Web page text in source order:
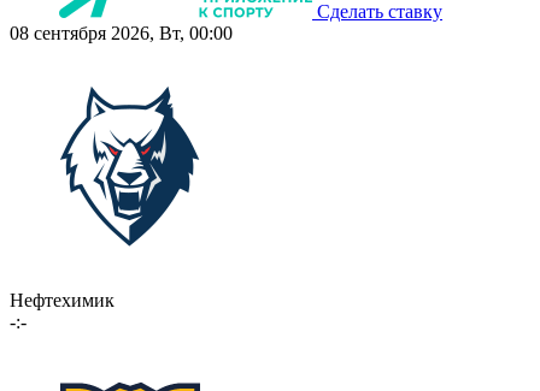
Сделать ставку
08 сентября 2026, Вт, 00:00
Нефтехимик
-:-